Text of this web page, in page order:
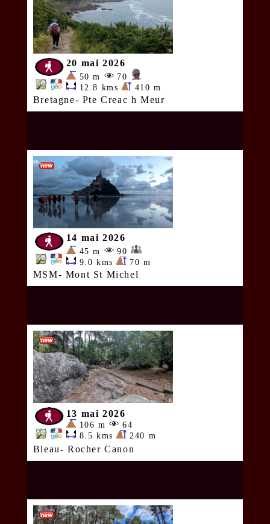
20 mai 2026
50 m
70
12.8 kms
410 m
Bretagne- Pte Creac h Meur
14 mai 2026
45 m
90
9.0 kms
70 m
MSM- Mont St Michel
13 mai 2026
106 m
64
8.5 kms
240 m
Bleau- Rocher Canon